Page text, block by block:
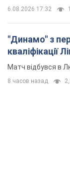
6.08.2026 17:32
"Динамо" з
кваліфікації
Матч відбувся в
8 часов назад